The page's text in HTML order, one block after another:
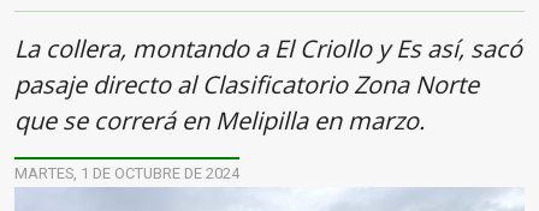
La collera, montando a El Criollo y Es así, sacó
pasaje directo al Clasificatorio Zona Norte
que se correrá en Melipilla en marzo.
MARTES, 1 DE OCTUBRE DE 2024